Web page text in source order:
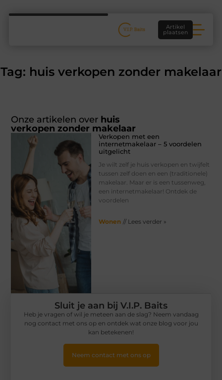
Artikel
plaatsen
Tag: huis verkopen zonder makelaar
Onze artikelen over huis
verkopen zonder makelaar
Verkopen met een
internetmakelaar – 5 voordelen
uitgelicht
Je wilt zelf je huis verkopen en twijfelt
tussen zelf doen en een (traditionele)
makelaar. Maar er is een tussenweg,
een internetmakelaar! Ontdek de
voordelen
Wonen // Lees verder »
Sluit je aan bij V.I.P. Baits
Heb je vragen of wil je meteen aan de slag? Neem vandaag
nog contact met ons op en ontdek wat onze blog voor jou
kan betekenen!
Neem contact met ons op